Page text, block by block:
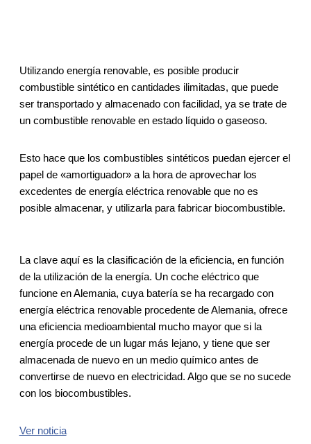
Utilizando energía renovable, es posible producir
combustible sintético en cantidades ilimitadas, que puede
ser transportado y almacenado con facilidad, ya se trate de
un combustible renovable en estado líquido o gaseoso.
Esto hace que los combustibles sintéticos puedan ejercer el
papel de «amortiguador» a la hora de aprovechar los
excedentes de energía eléctrica renovable que no es
posible almacenar, y utilizarla para fabricar biocombustible.
La clave aquí es la clasificación de la eficiencia, en función
de la utilización de la energía. Un coche eléctrico que
funcione en Alemania, cuya batería se ha recargado con
energía eléctrica renovable procedente de Alemania, ofrece
una eficiencia medioambiental mucho mayor que si la
energía procede de un lugar más lejano, y tiene que ser
almacenada de nuevo en un medio químico antes de
convertirse de nuevo en electricidad. Algo que se no sucede
con los biocombustibles.
Ver noticia